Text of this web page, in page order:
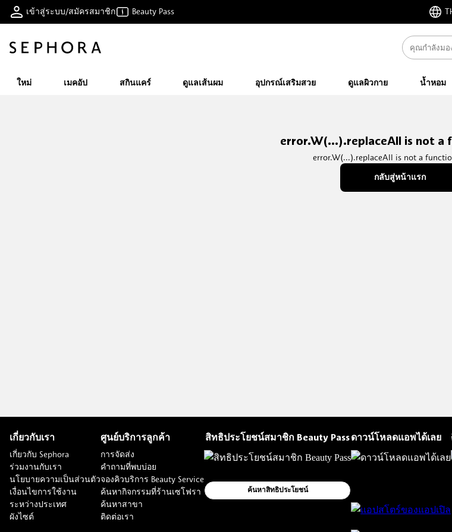
เข้าสู่ระบบ/สมัครสมาชิก Beauty Pass
ใหม่ เมคอัป สกินแคร์ ดูแลเส้นผม อุปกรณ์เสริมสวย ดูแลผิวกาย น้ำหอม
error.W(...).replaceAll is not a
error.W(...).replaceAll is not a
กลับสู่หน้าแรก
เกี่ยวกับเรา
เกี่ยวกับ Sephora
ร่วมงานกับเรา
นโยบายความเป็นส่วนตัว
เงื่อนไขการใช้งาน
ระหว่างประเทศ
ผังไซต์
ศูนย์บริการลูกค้า
การจัดส่ง
คำถามที่พบบ่อย
จองคิวบริการ Beauty Service
ค้นหากิจกรรมที่ร้านเซโฟรา
ค้นหาสาขา
ติดต่อเรา
สิทธิประโยชน์สมาชิก Beauty Pass
ค้นหาสิทธิประโยชน์
ดาวน์โหลดแอพได้เลย